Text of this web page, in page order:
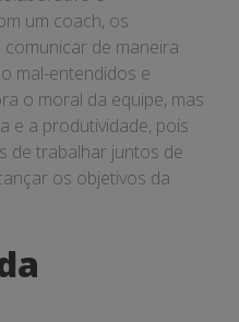
um coach, os
de maneira
mal-entendidos e
o moral da equipe, mas
e a produtividade, pois
de trabalhar juntos de
os objetivos da